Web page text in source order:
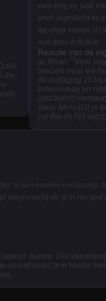
Dank
voor jong en oud!
goed uitgedacht en
tijd vliegt voorbij als
met deze activiteit!
Reactie van de
je, Brian. "Voor
precies waar we
de uitdaging zit bij
breinniveau en
juist zodat
staat. Mooi dat je
zat dat de tijd
is een enorme verrassing.
vliegt voorbij als je in het spel
Dank je, Aimee. Die
vooraf weet, hoe harder